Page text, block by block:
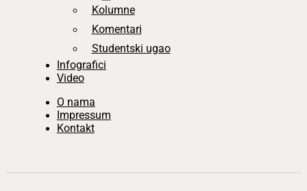
Kolumne
Komentari
Studentski ugao
Infografici
Video
O nama
Impressum
Kontakt